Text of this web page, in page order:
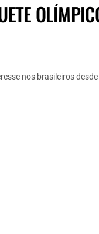
nos brasileiros